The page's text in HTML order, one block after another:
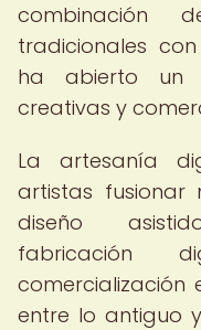
combinación
tradicionales
ha abierto un
creativas y
La artesanía
artistas fusionar
diseño
fabricación
comercialización
entre lo antiguo